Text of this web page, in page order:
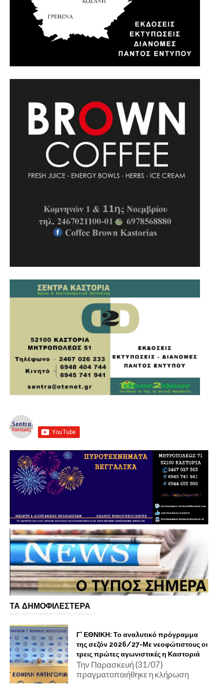
ΤΑ ΔΗΜΟΦΙΛΕΣΤΕΡΑ
Γ' ΕΘΝΙΚΗ: Το αναλυτικό πρόγραμμα
της σεζόν 2026/27-Με νεοφώτιστους οι
τρεις πρώτες αγωνιστικές η Καστοριά
Την Παρασκευή (31/07)
πραγματοποιήθηκε η κλήρωση